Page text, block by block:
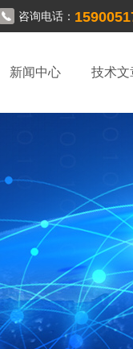
咨询电话：
新闻中心 技术文